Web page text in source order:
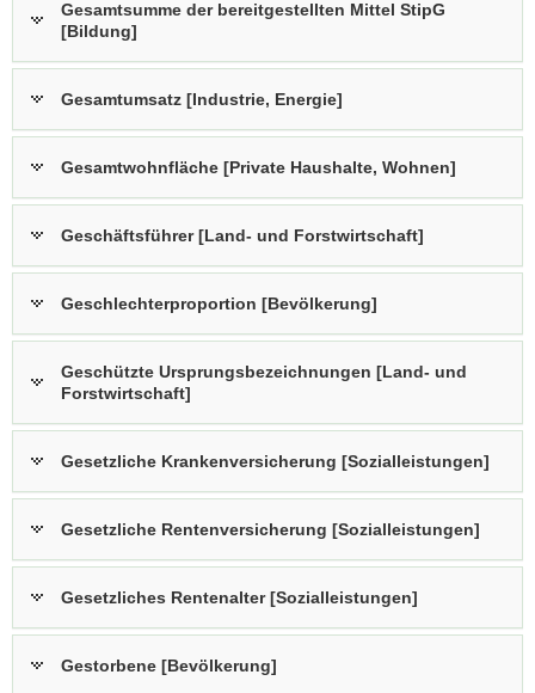
Gesamtsumme der bereitgestellten Mittel StipG
[Bildung]
Gesamtumsatz [Industrie, Energie]
Gesamtwohnfläche [Private Haushalte, Wohnen]
Geschäftsführer [Land- und Forstwirtschaft]
Geschlechterproportion [Bevölkerung]
Geschützte Ursprungsbezeichnungen [Land- und
Forstwirtschaft]
Gesetzliche Krankenversicherung [Sozialleistungen]
Gesetzliche Rentenversicherung [Sozialleistungen]
Gesetzliches Rentenalter [Sozialleistungen]
Gestorbene [Bevölkerung]